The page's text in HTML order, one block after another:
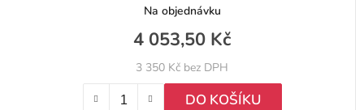
Na objednávku
3 350 Kč bez DPH
4 053,50 Kč
DO KOŠÍKU